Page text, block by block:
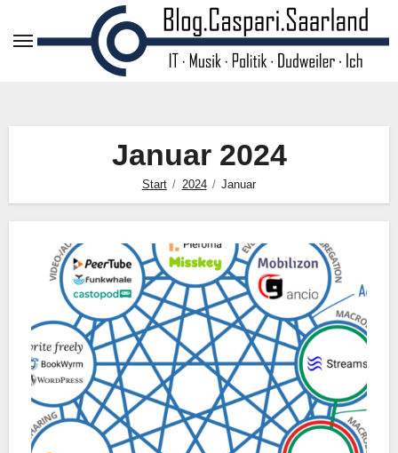
Inhalt
Januar 2024
Start 2024 Januar